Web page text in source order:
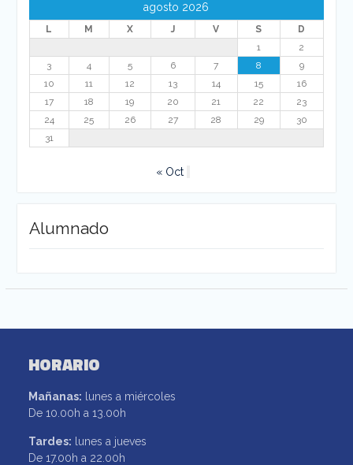
agosto 2026
L M X J V S
D
1
2
3
4 5 6 7 8
9
10
11 12 13 14 15
16
17
18 19 20 21 22
23
24
25 26 27 28 29
30
31
« Oct
Alumnado
HORARIO
Mañanas: lunes a miércoles
De 10.00h a 13.00h
Tardes: lunes a jueves
De 17.00h a 22.00h